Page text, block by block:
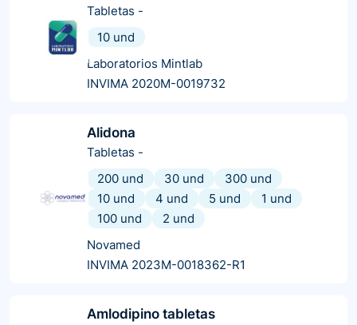
Tabletas -
10 und
Laboratorios Mintlab
INVIMA 2020M-0019732
Alidona
Tabletas -
200 und
30 und
300 und
10 und
4 und 5 und
1 und
100 und
2 und
Novamed
INVIMA 2023M-0018362-R1
Amlodipino tabletas